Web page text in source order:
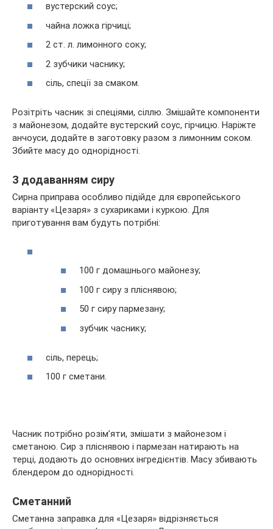
вустерский соус;
чайна ложка гірчиці;
2 ст. л. лимонного соку;
2 зубчики часнику;
сіль, спеції за смаком.
Розітріть часник зі спеціями, сіллю. Змішайте компоненти
з майонезом, додайте вустерский соус, гірчицю. Наріжте
анчоуси, додайте в заготовку разом з лимонним соком.
Збийте масу до однорідності.
З додаванням сиру
Сирна приправа особливо підійде для європейського
варіанту «Цезаря» з сухариками і куркою. Для
приготування вам будуть потрібні:
100 г домашнього майонезу;
100 г сиру з пліснявою;
50 г сиру пармезану;
зубчик часнику;
сіль, перець;
100 г сметани.
Часник потрібно розім’яти, змішати з майонезом і
сметаною. Сир з пліснявою і пармезан натирають на
терці, додають до основних інгредієнтів. Масу збивають
блендером до однорідності.
Сметанний
Сметанна заправка для «Цезаря» відрізняється